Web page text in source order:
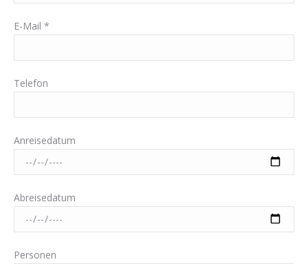
E-Mail *
Telefon
Anreisedatum
Abreisedatum
Personen